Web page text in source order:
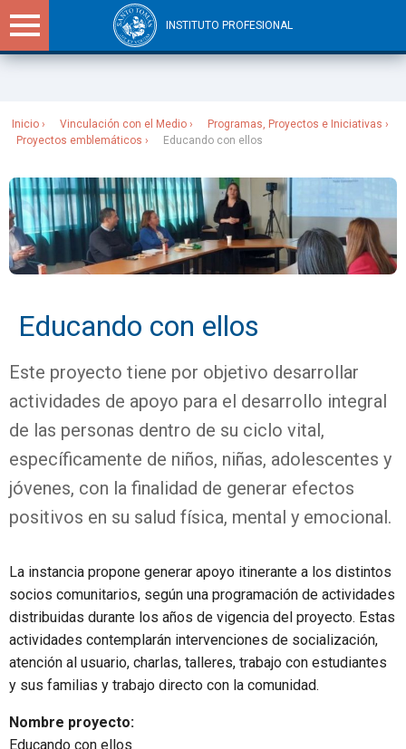
INSTITUTO PROFESIONAL
Inicio Vinculación con el Medio
Programas, Proyectos e Iniciativas
Proyectos emblemáticos
Educando con ellos
Educando con ellos
Este proyecto tiene por objetivo desarrollar
actividades de apoyo para el desarrollo integral
de las personas dentro de su ciclo vital,
específicamente de niños, niñas, adolescentes y
jóvenes, con la finalidad de generar efectos
positivos en su salud física, mental y emocional.
La instancia propone generar apoyo itinerante a los distintos
socios comunitarios, según una programación de actividades
distribuidas durante los años de vigencia del proyecto. Estas
actividades contemplarán intervenciones de socialización,
atención al usuario, charlas, talleres, trabajo con estudiantes
y sus familias y trabajo directo con la comunidad.
Nombre proyecto:
Educando con ellos